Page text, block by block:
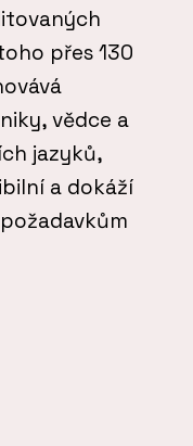
přes 130
vědce a
jazyků,
a dokáží